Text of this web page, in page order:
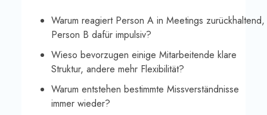
Warum reagiert Person A in Meetings zurückhaltend,
Person B dafür impulsiv?
Wieso bevorzugen einige Mitarbeitende klare
Struktur, andere mehr Flexibilität?
Warum entstehen bestimmte Missverständnisse
immer wieder?